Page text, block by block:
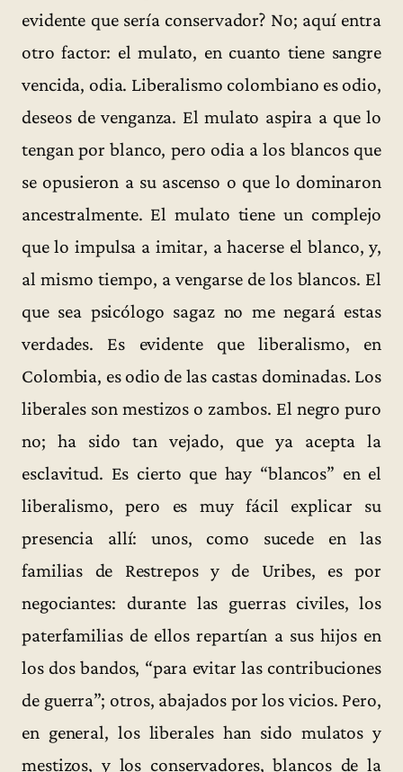
evidente que sería conservador? No; aquí entra
otro factor: el mulato, en cuanto tiene sangre
vencida, odia. Liberalismo colombiano es odio,
deseos de venganza. El mulato aspira a que lo
tengan por blanco, pero odia a los blancos que
se opusieron a su ascenso o que lo dominaron
ancestralmente. El mulato tiene un complejo
que lo impulsa a imitar, a hacerse el blanco, y,
al mismo tiempo, a vengarse de los blancos. El
que sea psicólogo sagaz no me negará estas
verdades. Es evidente que liberalismo, en
Colombia, es odio de las castas dominadas. Los
liberales son mestizos o zambos. El negro puro
no; ha sido tan vejado, que ya acepta la
esclavitud. Es cierto que hay “blancos” en el
liberalismo, pero es muy fácil explicar su
presencia allí: unos, como sucede en las
familias de Restrepos y de Uribes, es por
negociantes: durante las guerras civiles, los
paterfamilias de ellos repartían a sus hijos en
los dos bandos, “para evitar las contribuciones
de guerra”; otros, abajados por los vicios. Pero,
en general, los liberales han sido mulatos y
mestizos, y los conservadores, blancos de la